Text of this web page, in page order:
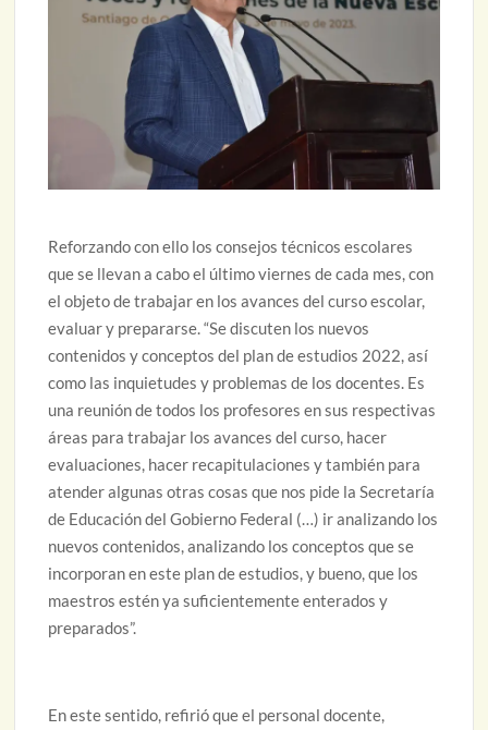
Reforzando con ello los consejos técnicos escolares
que se llevan a cabo el último viernes de cada mes, con
el objeto de trabajar en los avances del curso escolar,
evaluar y prepararse. “Se discuten los nuevos
contenidos y conceptos del plan de estudios 2022, así
como las inquietudes y problemas de los docentes. Es
una reunión de todos los profesores en sus respectivas
áreas para trabajar los avances del curso, hacer
evaluaciones, hacer recapitulaciones y también para
atender algunas otras cosas que nos pide la Secretaría
de Educación del Gobierno Federal (…) ir analizando los
nuevos contenidos, analizando los conceptos que se
incorporan en este plan de estudios, y bueno, que los
maestros estén ya suficientemente enterados y
preparados”.
En este sentido, refirió que el personal docente,